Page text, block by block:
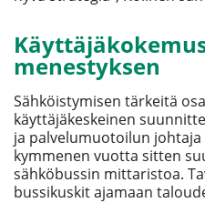
menestyksen
Sähköistymisen tärkeitä
käyttäjäkeskeinen
ja palvelumuotoilun johtaja
kymmenen vuotta sitten
sähköbussin mittaristoa.
bussikuskit ajamaan